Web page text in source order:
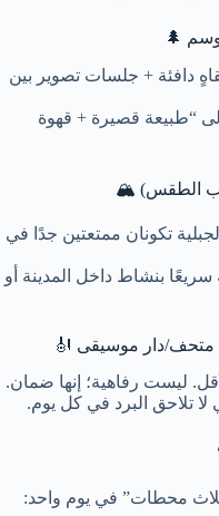
دافئة + جلسات تصوير بين
“طبيعة قصيرة + قهوة
تكونان ممتعتين جدًا في
سريعًا بنشاط داخل المدينة أو
ليست رفاهية؛ إنها ضمان.
تلاحق البرد في كل يوم.
محطات” في يوم واحد: